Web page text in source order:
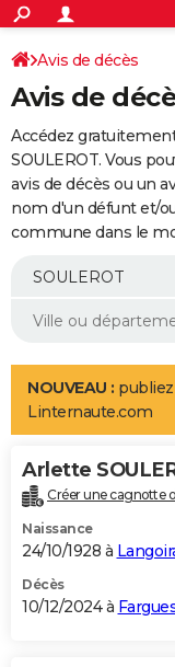
ACTUALITÉS
Politique
Société
Faits Divers
Education
Monde
Villes
+
SPORT
Coupe du monde 2026
Football
Tennis
Cyclisme
Rugby
Forum
Programme TV
TNT
Streaming
Cinéma
Sorties cinéma
Musique
+
FINANCE
Retraite
Epargne
Immobilier
Risques naturels par
Banque
Assurance
AUTO
Essais
Réserver un essai
Citadines
Berlines
SUV
Forum auto
+
Mobiles
Meilleur smartphone
Internet
Ordinateurs
Jeux vidéo
Guide high-tech
Aménagement intérieur
LIFESTYLE
Art de vivre
Bien-être
Loisirs
Mode
Modes de vie
Alimentation
Guide de la santé
Maladies
Médicaments
Sommeil
VOYAGE
Destinations
City break
Voyage nature
Voyage de noces
Forum
Climat
+PHOTO
GUIDES D'ACHAT
BONS PLANS
Avis de décès
Avis de
Accédez
SOULEROT. Vous
avis de décès ou un
nom d'un défunt et/
commune dans le
NOUVEAU :
Linternaute.com
Arlette
Créer une cagnotte
Naissance
24/10/1928 à
Décès
10/12/2024 à